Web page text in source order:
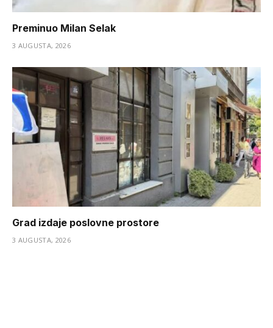
Preminuo Milan Selak
3 AUGUSTA, 2026
Grad izdaje poslovne prostore
3 AUGUSTA, 2026